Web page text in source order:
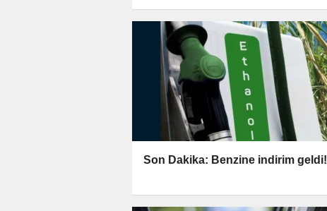
Son Dakika: Benzine indirim geldi!